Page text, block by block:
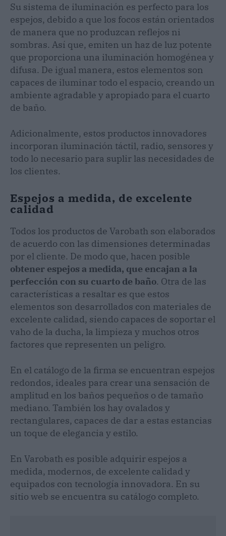
Su sistema de iluminación es perfecto para los
espejos, debido a que los focos están orientados
de manera que no produzcan reflejos ni
sombras. Así que, emiten un haz de luz potente
que proporciona una iluminación homogénea y
difusa. De igual manera, estos elementos son
capaces de iluminar todo el espacio, creando un
ambiente agradable y apropiado para el cuarto
de baño.
Adicionalmente, estos productos innovadores
incorporan iluminación táctil, radio, sensores y
todo lo necesario para suplir las necesidades de
los clientes.
Espejos a medida, de excelente
calidad
Todos los productos de Varobath son elaborados
de acuerdo con las dimensiones determinadas
por el cliente. De modo que, hacen posible
obtener espejos a medida, que encajan a la
perfección con su cuarto de baño. Otra de las
características a resaltar es que estos
elementos son desarrollados con materiales de
excelente calidad, siendo capaces de soportar el
vaho de la ducha, la limpieza y muchos otros
factores que representen un peligro.
En el catálogo de la firma se encuentran espejos
redondos, ideales para crear una sensación de
amplitud en los baños pequeños o de tamaño
mediano. También los hay ovalados y
rectangulares, capaces de dar a estas estancias
un toque de elegancia y estilo.
En Varobath es posible adquirir espejos a
medida, modernos, de excelente calidad y
equipados con tecnología innovadora. En su
sitio web se encuentra su catálogo completo.